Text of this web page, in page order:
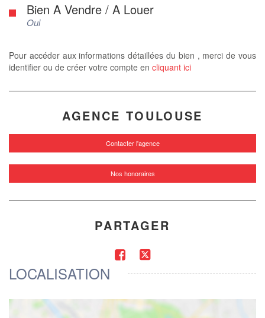
Bien A Vendre / A Louer
Oui
Pour accéder aux informations détaillées du bien , merci de vous
identifier ou de créer votre compte en cliquant ici
AGENCE TOULOUSE
Contacter l'agence
Nos honoraires
PARTAGER
LOCALISATION